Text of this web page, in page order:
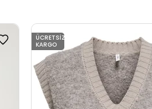
ÜCRETSIZ
KARGO